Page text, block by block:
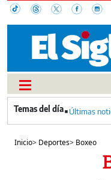
Últimas
Inicio> Deportes> Boxeo